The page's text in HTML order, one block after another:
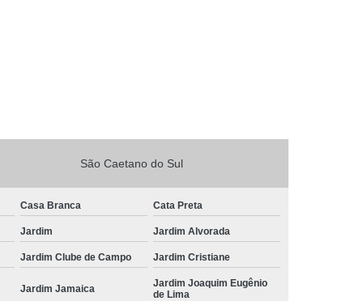
São Caetano do Sul
Casa Branca Cata Preta
Jardim Jardim Alvorada
Jardim Clube de Campo Jardim Cristiane
Jardim Jamaica
Jardim Joaquim Eugênio
de Lima